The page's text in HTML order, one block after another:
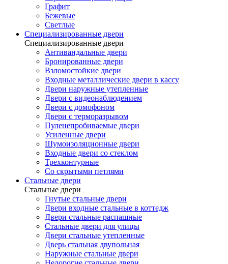
Графит
Бежевые
Светлые
Специализированные двери
Специализированные двери
Антивандальные двери
Бронированные двери
Взломостойкие двери
Входные металлические двери в кассу
Двери наружные утепленные
Двери с видеонаблюдением
Двери с домофоном
Двери с терморазрывом
Пуленепробиваемые двери
Усиленные двери
Шумоизоляционные двери
Входные двери со стеклом
Трехконтурные
Со скрытыми петлями
Стальные двери
Стальные двери
Гнутые стальные двери
Двери входные стальные в коттедж
Двери стальные распашные
Стальные двери для улицы
Двери стальные утепленные
Дверь стальная двупольная
Наружные стальные двери